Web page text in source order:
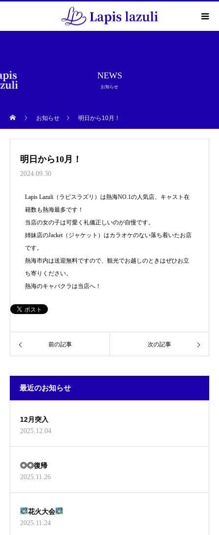
NEWS
お知らせ
お知らせ 明日から10月！
明日から10月！
2024.09.30
Lapis Lazuli（ラピスラズリ）は熱海NO.1の人気店、キャスト在
籍数も熱海最多です！
当店の女の子は可愛く礼儀正しいのが自慢です。
姉妹店のJacket（ジャケット）はカラオケのない落ち着いたお店
です。
熱海市内は送迎無料ですので、観光でお越しのときはぜひお立
ち寄りください。
熱海のキャバクラは当店へ！
前の記事 次の記事
最近のお知らせ
12月突入
2025.12.04
◎◎復帰
2025.11.26
花火大会
2025.11.24